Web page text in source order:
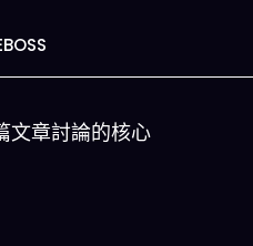
文章討論的核心